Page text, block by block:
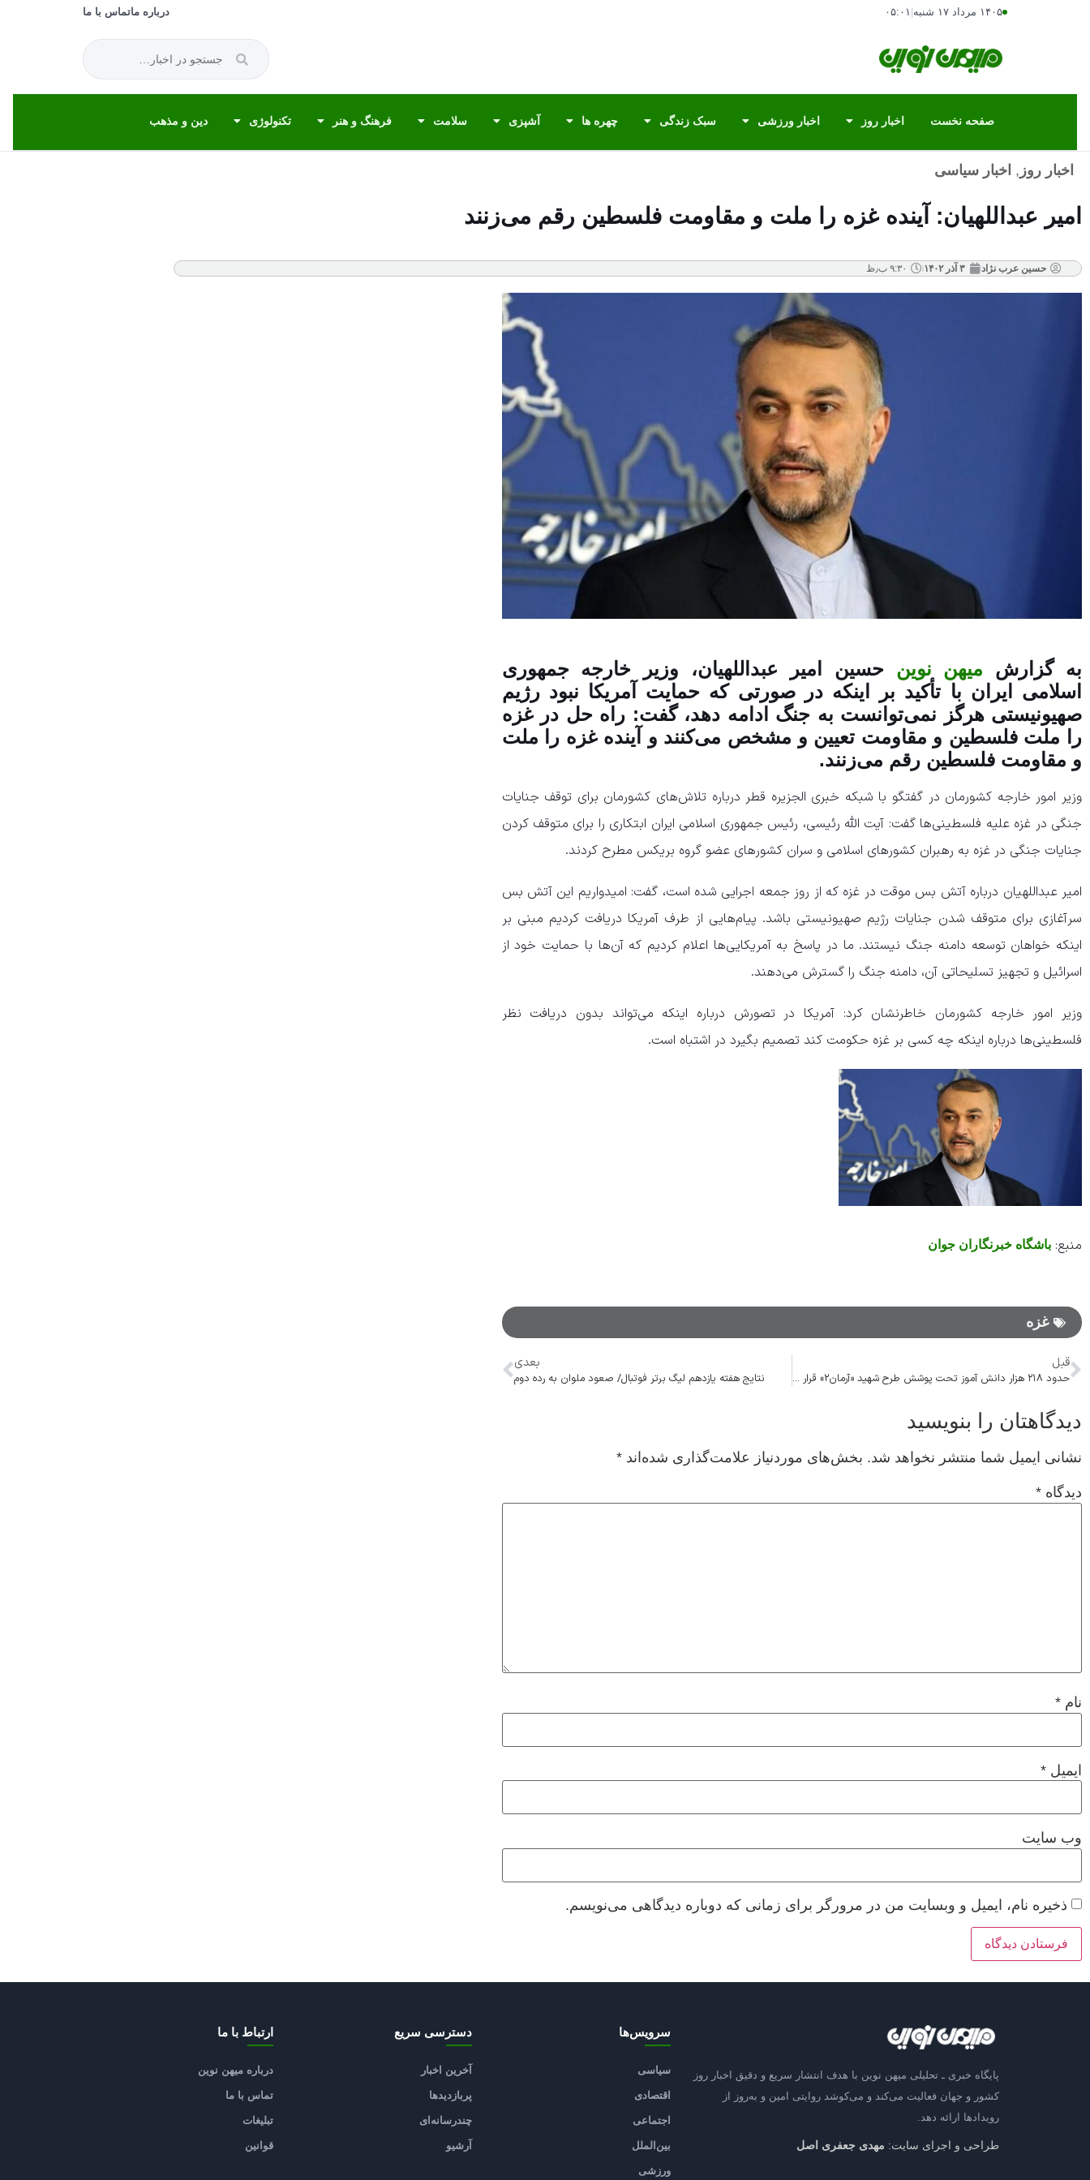
۱۴۰۵ مرداد ۱۷ شنبه ۰۵:۰۱ درباره ماتماس با ما
صفحه نخست اخبار روز اخبار ورزشی سبک زندگی چهره ها آشپزی سلامت فرهنگ و هنر تکنولوژی دین و مذهب
اخبار روز , اخبار سیاسی
امیر عبداللهیان: آینده غزه را ملت و مقاومت فلسطین رقم می‌زنند
حسین عرب نژاد ۳ آذر ۱۴۰۲ ۹:۳۰ ب٫ظ
به گزارش میهن نوین حسین امیر عبداللهیان، وزیر خارجه جمهوری
اسلامی ایران با تأکید بر اینکه در صورتی که حمایت آمریکا نبود رژیم
صهیونیستی هرگز نمی‌توانست به جنگ ادامه دهد، گفت: راه حل در غزه
را ملت فلسطین و مقاومت تعیین و مشخص می‌کنند و آینده غزه را ملت
و مقاومت فلسطین رقم می‌زنند.
وزیر امور خارجه کشورمان در گفتگو با شبکه خبری الجزیره قطر درباره تلاش‌های کشورمان برای توقف جنایات
جنگی در غزه علیه فلسطینی‌ها گفت: آیت الله رئیسی، رئیس جمهوری اسلامی ایران ابتکاری را برای متوقف کردن
جنایات جنگی در غزه به رهبران کشور‌های اسلامی و سران کشور‌های عضو گروه بریکس مطرح کردند.
امیر عبداللهیان درباره آتش بس موقت در غزه که از روز جمعه اجرایی شده است، گفت: امیدواریم این آتش بس
سرآغازی برای متوقف شدن جنایات رژیم صهیونیستی باشد. پیام‌هایی از طرف آمریکا دریافت کردیم مبنی بر
اینکه خواهان توسعه دامنه جنگ نیستند. ما در پاسخ به آمریکایی‌ها اعلام کردیم که آن‌ها با حمایت خود از
اسرائیل و تجهیز تسلیحاتی آن، دامنه جنگ را گسترش می‌دهند.
وزیر امور خارجه کشورمان خاطرنشان کرد: آمریکا در تصورش درباره اینکه می‌تواند بدون دریافت نظر
فلسطینی‌ها درباره اینکه چه کسی بر غزه حکومت کند تصمیم بگیرد در اشتباه است.
منبع: باشگاه خبرنگاران جوان
غزه
قبل
حدود ۲۱۸ هزار دانش آموز تحت پوشش طرح شهید «آرمان۲» قرار می‌گیرند
بعدی
نتایج هفته یازدهم لیگ برتر فوتبال/ صعود ملوان به رده دوم
دیدگاهتان را بنویسید
نشانی ایمیل شما منتشر نخواهد شد. بخش‌های موردنیاز علامت‌گذاری شده‌اند *
دیدگاه *
نام *
ایمیل *
وب‌ سایت
ذخیره نام، ایمیل و وبسایت من در مرورگر برای زمانی که دوباره دیدگاهی می‌نویسم.
پایگاه خبری ـ تحلیلی میهن نوین با هدف انتشار سریع و دقیق اخبار روز
کشور و جهان فعالیت می‌کند و می‌کوشد روایتی امین و به‌روز از
رویدادها ارائه دهد.
طراحی و اجرای سایت: مهدی جعفری اصل
سرویس‌ها
سیاسی
اقتصادی
اجتماعی
بین‌الملل
ورزشی
دسترسی سریع
آخرین اخبار
پربازدیدها
چندرسانه‌ای
آرشیو
ارتباط با ما
درباره میهن نوین
تماس با ما
تبلیغات
قوانین